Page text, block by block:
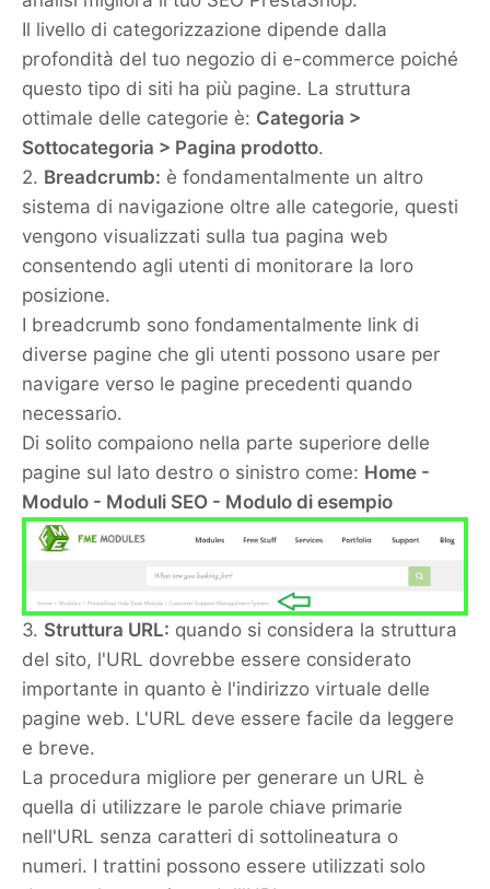
Il livello di categorizzazione dipende dalla
profondità del tuo negozio di e-commerce poiché
questo tipo di siti ha più pagine. La struttura
ottimale delle categorie è: Categoria >
Sottocategoria > Pagina prodotto.
2. Breadcrumb: è fondamentalmente un altro
sistema di navigazione oltre alle categorie, questi
vengono visualizzati sulla tua pagina web
consentendo agli utenti di monitorare la loro
posizione.
I breadcrumb sono fondamentalmente link di
diverse pagine che gli utenti possono usare per
navigare verso le pagine precedenti quando
necessario.
Di solito compaiono nella parte superiore delle
pagine sul lato destro o sinistro come: Home -
Modulo - Moduli SEO - Modulo di esempio
3. Struttura URL: quando si considera la struttura
del sito, l'URL dovrebbe essere considerato
importante in quanto è l'indirizzo virtuale delle
pagine web. L'URL deve essere facile da leggere
e breve.
La procedura migliore per generare un URL è
quella di utilizzare le parole chiave primarie
nell'URL senza caratteri di sottolineatura o
numeri. I trattini possono essere utilizzati solo